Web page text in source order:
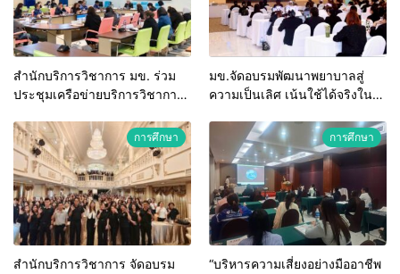
สำนักบริการวิชาการ มข. ร่วม
ประชุมเครือข่ายบริการวิชาการ
สร้างเครือข่ายและยกระดับงาน
วิชาการรับใช้สังคม
มข.จัดอบรมพัฒนาพยาบาลสู่
ความเป็นเลิศ เน้นใช้ได้จริงใน
การศึกษา
สำนักบริการวิชาการ จัดอบรม
การศึกษา
“บริหารความเสี่ยงอย่างมืออาชีพ